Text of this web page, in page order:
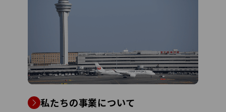
私たちの事業について